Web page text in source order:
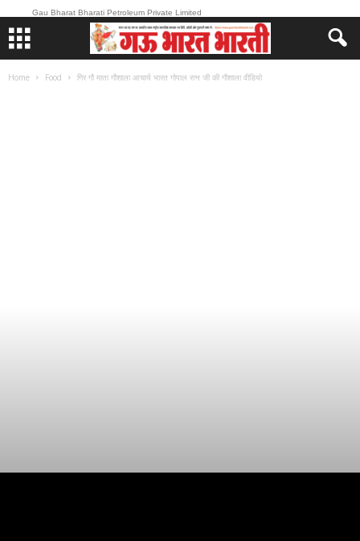
Gau Bharat Bharati Petroleum Private Limited
Home Food गिर गौ माता गौशाला आचार्य भारत गोपाल रत्न जी की गौशाला वीडियो